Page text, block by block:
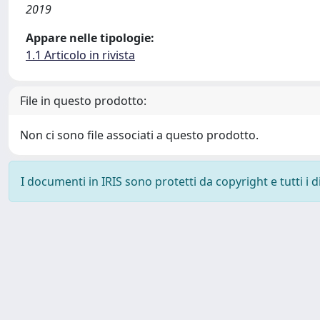
2019
Appare nelle tipologie:
1.1 Articolo in rivista
File in questo prodotto:
Non ci sono file associati a questo prodotto.
I documenti in IRIS sono protetti da copyright e tutti i